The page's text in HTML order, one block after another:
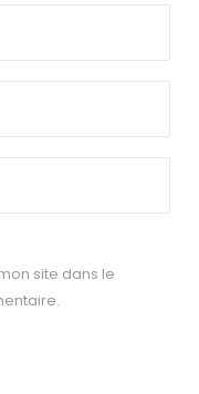
site dans le